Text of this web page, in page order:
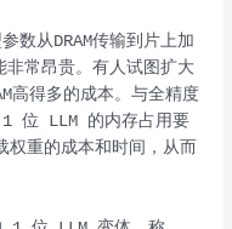
数从DRAM传输到片上加
非常昂贵。有人试图扩大
高得多的成本。与全精度
1 位 LLM 的内存占用要
权重的成本和时间，从而